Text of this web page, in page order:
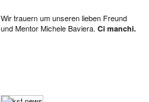
Wir trauern um unseren lieben Freund
und Mentor Michele Baviera. Ci manchi.